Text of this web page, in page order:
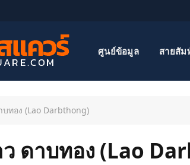
ศูนย์ข้อมูล สายสัม
ทอง (Lao Darbthong)
ดาบทอง (Lao